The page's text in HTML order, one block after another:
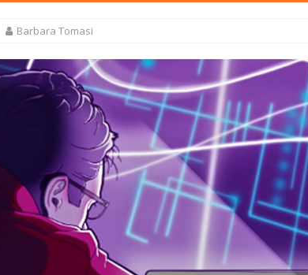
Barbara Tomasi